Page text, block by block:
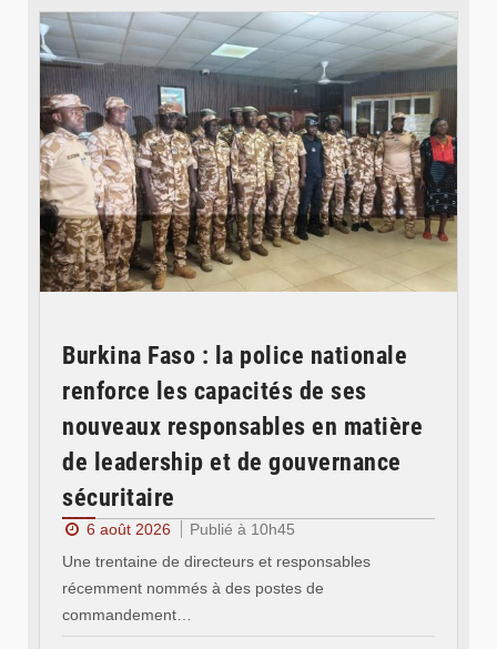
Burkina Faso : la police nationale
renforce les capacités de ses
nouveaux responsables en matière
de leadership et de gouvernance
sécuritaire
6 août 2026
Publié à 10h45
Une trentaine de directeurs et responsables
récemment nommés à des postes de
commandement…